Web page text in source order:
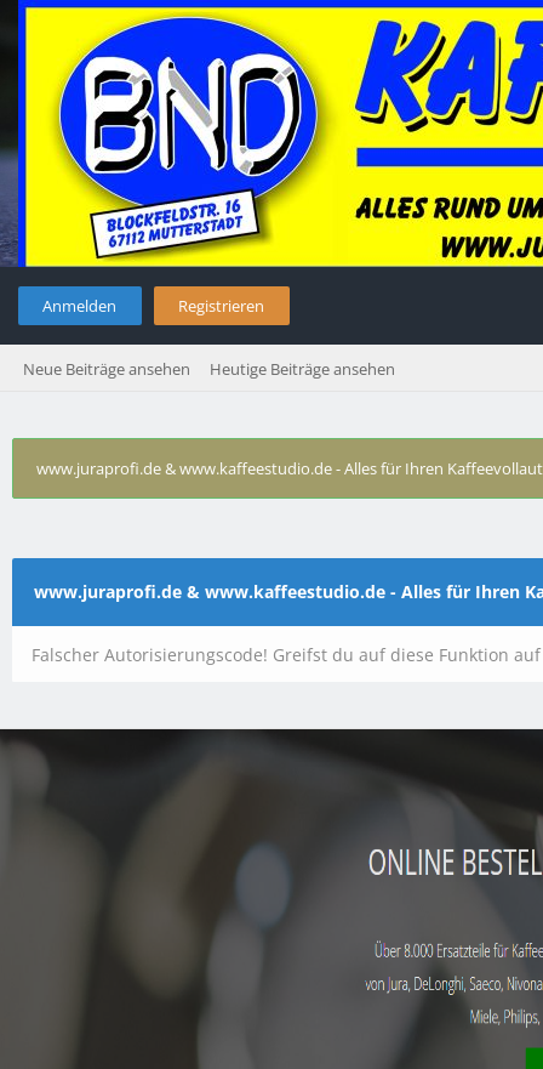
Anmelden Registrieren
Neue Beiträge ansehen Heutige Beiträge ansehen
www.juraprofi.de & www.kaffeestudio.de - Alles für Ihren
www.juraprofi.de & www.kaffeestudio.de - Alles für Ihren
Falscher Autorisierungscode! Greifst du auf diese Funktion